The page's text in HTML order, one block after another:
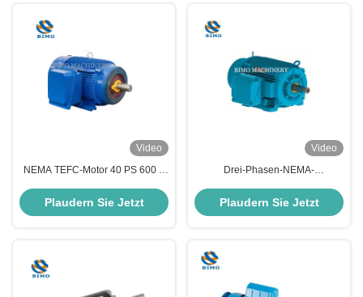
Video
NEMA TEFC-Motor 40 PS 600 V
Wechselstrommotor 3 Phase
Plaudern Sie Jetzt
Video
Drei-Phasen-NEMA-
Rollstahl-Bauarbeitsmotor
Plaudern Sie Jetzt